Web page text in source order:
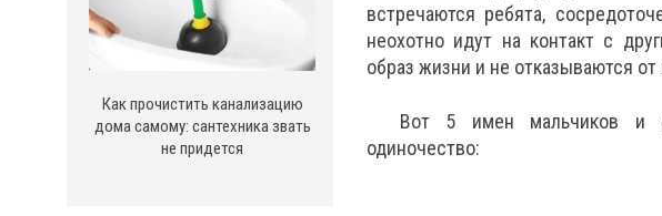
Как прочистить канализацию
дома самому: сантехника звать
не придется
встречаются ребята,
неохотно идут на контакт с
образ жизни и не отказываются
Вот 5 имен мальчиков и
одиночество: